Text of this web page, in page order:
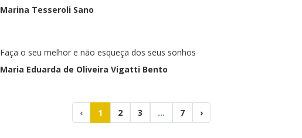
Marina Tesseroli Sano
Faça o seu melhor e não esqueça dos seus sonhos
Maria Eduarda de Oliveira Vigatti Bento
‹ 1 2 3 ... 7 ›